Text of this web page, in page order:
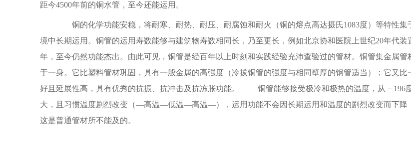
距今4500年前的铜水管，至今还能运用。
铜的化学功能安稳，将耐寒、耐热、耐压、耐腐蚀和耐火（铜的熔点高达摄氏1083度）等特性集
境中长期运用。铜管的运用寿数能够与建筑物寿数相同长，乃至更长，例如北京协和医院上世纪20年代装
年，至今仍然功能杰出。由此可见，铜管是经百年以上时刻和实践经验充沛查验过的管材。铜管集金属管
于一身。它比塑料管材巩固，具有一般金属的高强度（冷拔铜管的强度与相同壁厚的钢管适当）；它又比
好且延展性高，具有优秀的抗振、抗冲击及抗冻胀功能。 铜管能够接受极冷和极热的温度，从－196
大，且习惯温度剧烈改变（—高温—低温—高温—），运用功能不会因长期运用和温度的剧烈改变而下降
这是普通管材所不能及的。